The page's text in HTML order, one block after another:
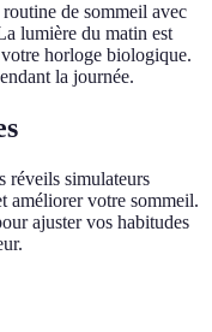
de sommeil avec
lumière du matin est
horloge biologique.
la journée.
réveils simulateurs
améliorer votre sommeil.
ajuster vos habitudes